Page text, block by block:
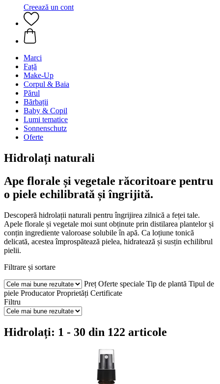
Creează un cont
Marci
Față
Make-Up
Corpul & Baia
Părul
Bărbații
Baby & Copil
Lumi tematice
Sonnenschutz
Oferte
Hidrolați naturali
Ape florale și vegetale răcoritoare pentru
o piele echilibrată și îngrijită.
Descoperă hidrolații naturali pentru îngrijirea zilnică a feței tale.
Apele florale și vegetale moi sunt obținute prin distilarea plantelor și
conțin ingrediente valoroase solubile în apă. Ca loțiune tonică
delicată, acestea împrospătează pielea, hidratează și susțin echilibrul
pielii.
Filtrare și sortare
Preț Oferte speciale Tip de plantă Tipul de
piele Producator Proprietăți Certificate
Filtru
Hidrolați: 1 - 30 din 122 articole